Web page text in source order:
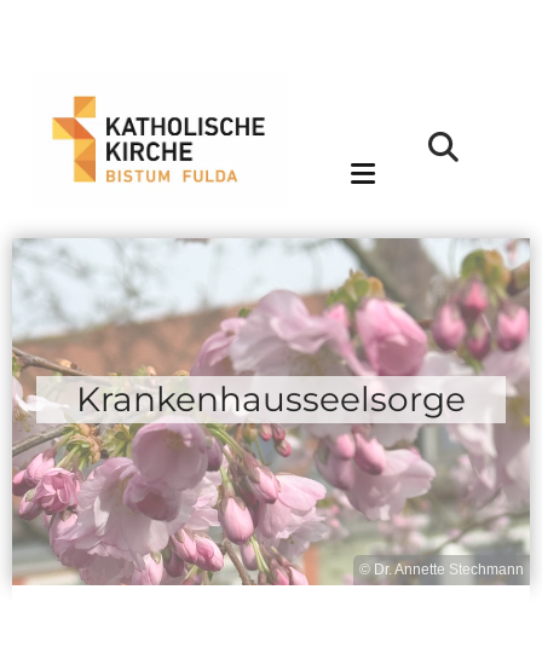
Krankenhausseelsorge
© Dr. Annette Stechmann